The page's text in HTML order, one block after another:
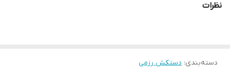
راحتی انگشتان دست هنگام استفاده و سهولت در انجام ضربان ورزشی از
و نگهداری بهتر انگشتان دست و جلوگیری از آسیب های ورزشی می
نظرات
دسته‌بندی: دستکش رزمی